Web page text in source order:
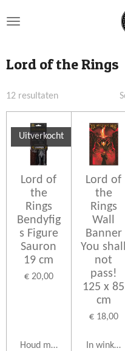
direct
hoofdinhoud
Lord of the Rings
12 resultaten
Uitverkocht
Lord of
the
Rings
Bendyfig
s Figure
Sauron
19 cm
€ 20,00
Houd mij op de hoogte
Lord of
the
Rings
Wall
Banner
You shall
not
pass!
125 x 85
cm
€ 18,00
In